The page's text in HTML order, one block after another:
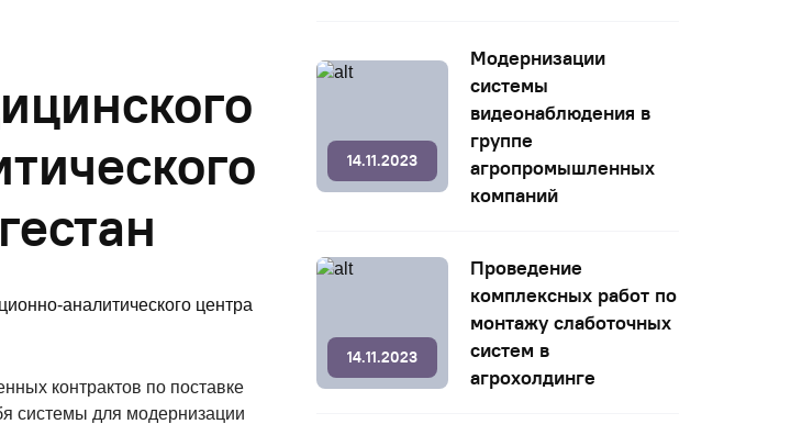
контрактов по поставке
системы для модернизации
14.11.2023
Модернизации
системы
видеонаблюдения в
группе
агропромышленных
компаний
14.11.2023
Проведение
комплексных работ по
монтажу слаботочных
систем в
агрохолдинге